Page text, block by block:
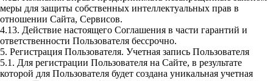
меры для защиты собственных интеллектуальных прав в
отношении Сайта, Сервисов.
4.13. Действие настоящего Соглашения в части гарантий и
ответственности Пользователя бессрочно.
5. Регистрация Пользователя. Учетная запись Пользователя
5.1. Для регистрации Пользователя на Сайте, в результате
которой для Пользователя будет создана уникальная учетная